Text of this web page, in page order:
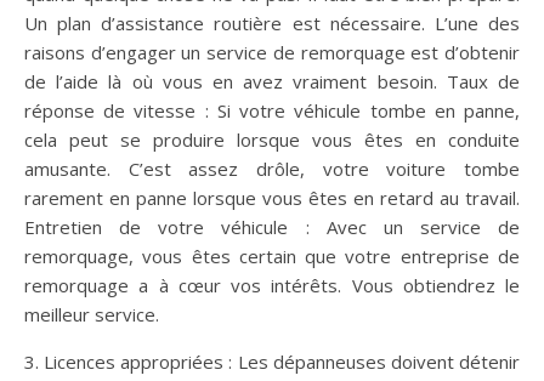
Un plan d’assistance routière est nécessaire. L’une des
raisons d’engager un service de remorquage est d’obtenir
de l’aide là où vous en avez vraiment besoin. Taux de
réponse de vitesse : Si votre véhicule tombe en panne,
cela peut se produire lorsque vous êtes en conduite
amusante. C’est assez drôle, votre voiture tombe
rarement en panne lorsque vous êtes en retard au travail.
Entretien de votre véhicule : Avec un service de
remorquage, vous êtes certain que votre entreprise de
remorquage a à cœur vos intérêts. Vous obtiendrez le
meilleur service.
3. Licences appropriées : Les dépanneuses doivent détenir